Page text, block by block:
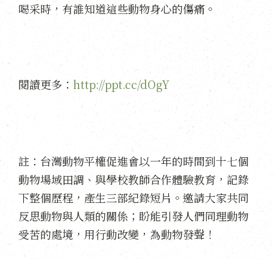
喝采時，有誰知道這些動物身心的傷痛。
閱讀更多： http://ppt.cc/dOgY
註：台灣動物平權促進會以一年的時間到十七個
動物場域田調、與學校教師合作體驗教育，記錄
下整個歷程，產生三部紀錄短片。邀請大家共同
反思動物與人類的關係；盼能引發人們同理動物
受苦的處境，用行動改變，為動物發聲！